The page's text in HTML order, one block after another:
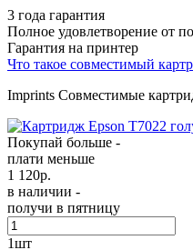
3 года гарантия
Полное удовлетворение от
Гарантия на принтер
Что такое совместимый
Imprints Совместимые
Покупай больше -
плати меньше
1 120р.
в наличии -
получи в пятницу
1шт